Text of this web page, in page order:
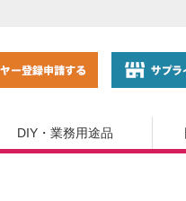
DIY・業務用途品